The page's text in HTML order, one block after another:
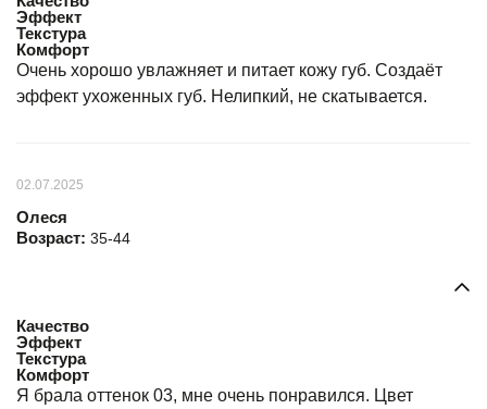
Эффект
Текстура
Комфорт
Очень хорошо увлажняет и питает кожу губ. Создаёт
эффект ухоженных губ. Нелипкий, не скатывается.
02.07.2025
Олеся
Возраст: 35-44
Качество
Эффект
Текстура
Комфорт
Я брала оттенок 03, мне очень понравился. Цвет